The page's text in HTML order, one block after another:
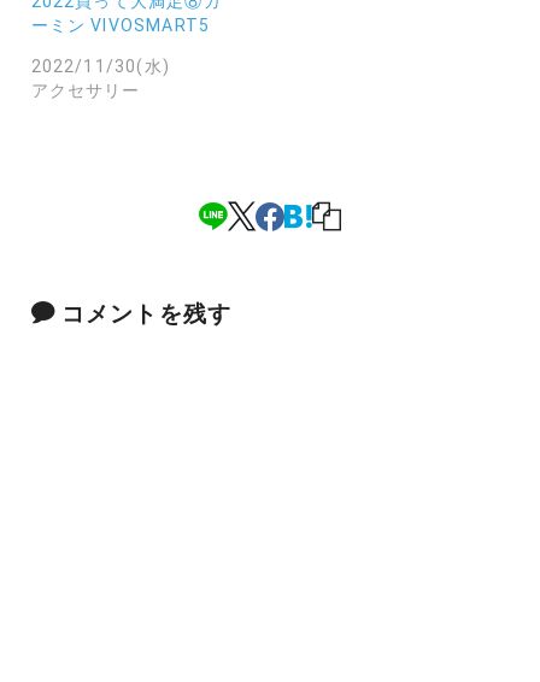
ーミン VIVOSMART5
2022/11/30(水)
アクセサリー
コメントを残す